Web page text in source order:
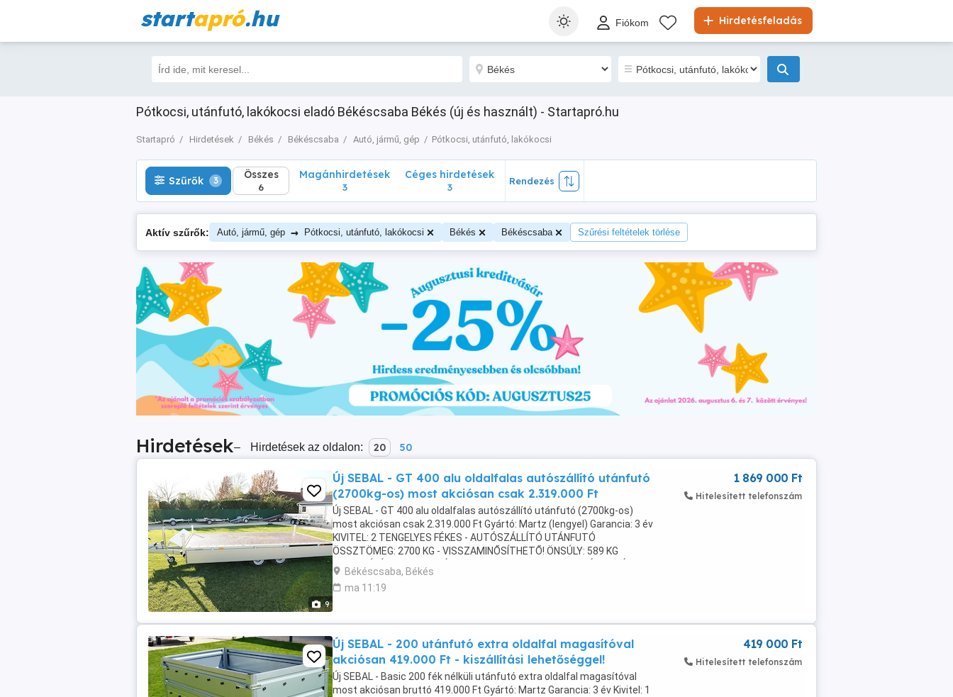
startapró.hu Hirdetésfeladás
Fiókom
Pótkocsi, utánfutó, lakókocsi eladó Békéscsaba Békés (új és használt) - Startapró.hu
Startapró Hirdetések Békés Békéscsaba Autó, jármű, gép Pótkocsi, utánfutó, lakókocsi
Szűrők 3 Összes
6
Szűrők 3 Összes
6
Magánhirdetések
3
Céges hirdetések
3
Rendezés
Aktív szűrők: Autó, jármű, gép → Pótkocsi, utánfutó, lakókocsi Békés Békéscsaba Szűrési feltételek törlése
Hirdetések– Hirdetések az oldalon: 20 50
9
Új SEBAL - GT 400 alu oldalfalas autószállító utánfutó
(2700kg-os) most akciósan csak 2.319.000 Ft
Új SEBAL - GT 400 alu oldalfalas autószállító utánfutó (2700kg-os)
most akciósan csak 2.319.000 Ft Gyártó: Martz (lengyel) Garancia: 3 év
KIVITEL: 2 TENGELYES FÉKES - AUTÓSZÁLLÍTÓ UTÁNFUTÓ
ÖSSZTÖMEG: 2700 KG - VISSZAMINŐSÍTHETŐ! ÖNSÚLY: 589 KG
TEHERBÍRÁS: 2111 KG MÉRET: 400 X 200 CM - TELI PLATÓS KERÉK ...
Békéscsaba, Békés
ma 11:19
1 869 000 Ft
Hitelesített telefonszám
Új SEBAL - 200 utánfutó extra oldalfal magasítóval
akciósan 419.000 Ft - kiszállítási lehetőséggel!
Új SEBAL - Basic 200 fék nélküli utánfutó extra oldalfal magasítóval
most akciósan bruttó 419.000 Ft Gyártó: Martz Garancia: 3 év Kivitel: 1
419 000 Ft
Hitelesített telefonszám